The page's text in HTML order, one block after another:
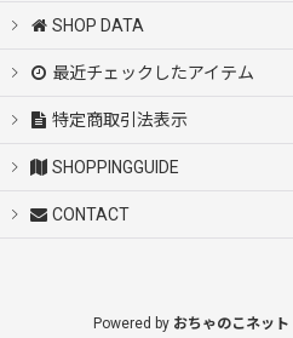
SHOP DATA
最近チェックしたアイテム
特定商取引法表示
SHOPPINGGUIDE
CONTACT
Powered by おちゃのこネット